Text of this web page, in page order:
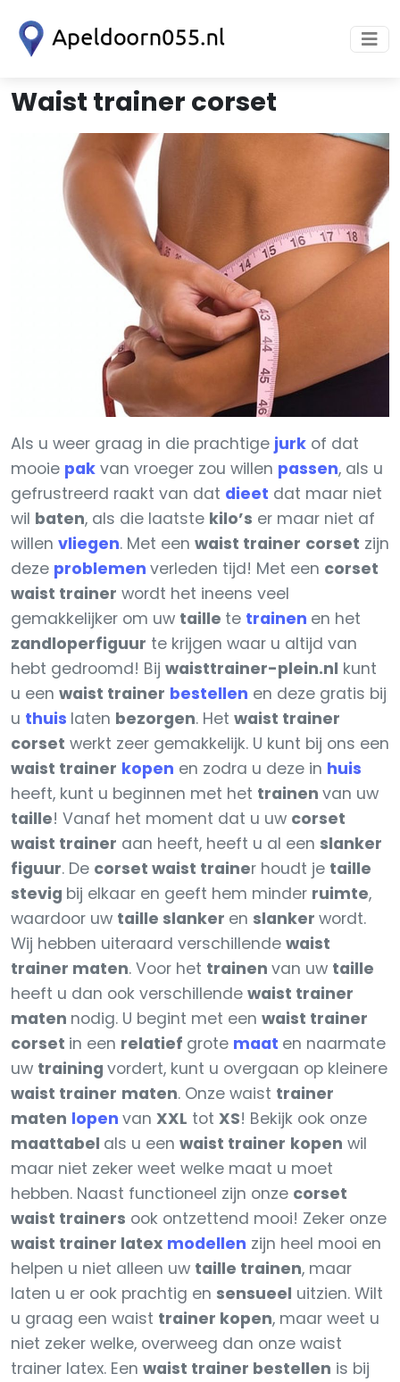
Waist trainer corset
Als u weer graag in die prachtige jurk of dat
mooie pak van vroeger zou willen passen, als u
gefrustreerd raakt van dat dieet dat maar niet
wil baten, als die laatste kilo’s er maar niet af
willen vliegen. Met een waist trainer corset zijn
deze problemen verleden tijd! Met een corset
waist trainer wordt het ineens veel
gemakkelijker om uw taille te trainen en het
zandloperfiguur te krijgen waar u altijd van
hebt gedroomd! Bij waisttrainer-plein.nl kunt
u een waist trainer bestellen en deze gratis bij
u thuis laten bezorgen. Het waist trainer
corset werkt zeer gemakkelijk. U kunt bij ons een
waist trainer kopen en zodra u deze in huis
heeft, kunt u beginnen met het trainen van uw
taille! Vanaf het moment dat u uw corset
waist trainer aan heeft, heeft u al een slanker
figuur. De corset waist trainer houdt je taille
stevig bij elkaar en geeft hem minder ruimte,
waardoor uw taille slanker en slanker wordt.
Wij hebben uiteraard verschillende waist
trainer maten. Voor het trainen van uw taille
heeft u dan ook verschillende waist trainer
maten nodig. U begint met een waist trainer
corset in een relatief grote maat en naarmate
uw training vordert, kunt u overgaan op kleinere
waist trainer maten. Onze waist trainer
maten lopen van XXL tot XS! Bekijk ook onze
maattabel als u een waist trainer kopen wil
maar niet zeker weet welke maat u moet
hebben. Naast functioneel zijn onze corset
waist trainers ook ontzettend mooi! Zeker onze
waist trainer latex modellen zijn heel mooi en
helpen u niet alleen uw taille trainen, maar
laten u er ook prachtig en sensueel uitzien. Wilt
u graag een waist trainer kopen, maar weet u
niet zeker welke, overweeg dan onze waist
trainer latex. Een waist trainer bestellen is bij